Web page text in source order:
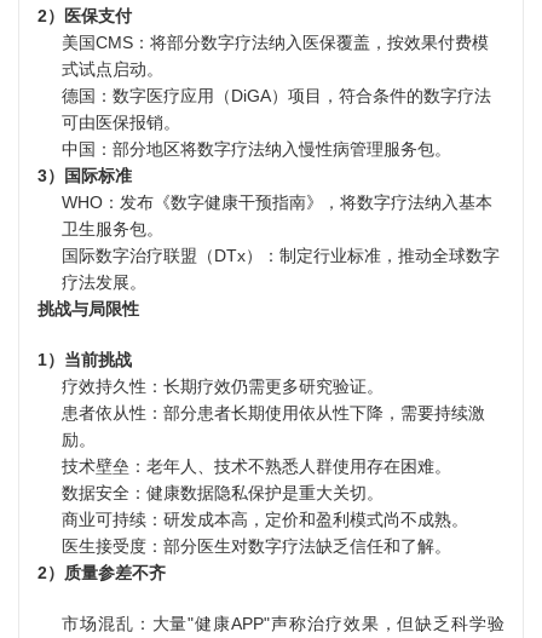
2）医保支付
美国CMS：将部分数字疗法纳入医保覆盖，按效果付费模
式试点启动。
德国：数字医疗应用（DiGA）项目，符合条件的数字疗法
可由医保报销。
中国：部分地区将数字疗法纳入慢性病管理服务包。
3）国际标准
WHO：发布《数字健康干预指南》，将数字疗法纳入基本
卫生服务包。
国际数字治疗联盟（DTx）：制定行业标准，推动全球数字
疗法发展。
挑战与局限性
1）当前挑战
疗效持久性：长期疗效仍需更多研究验证。
患者依从性：部分患者长期使用依从性下降，需要持续激
励。
技术壁垒：老年人、技术不熟悉人群使用存在困难。
数据安全：健康数据隐私保护是重大关切。
商业可持续：研发成本高，定价和盈利模式尚不成熟。
医生接受度：部分医生对数字疗法缺乏信任和了解。
2）质量参差不齐
市场混乱：大量"健康APP"声称治疗效果，但缺乏科学验